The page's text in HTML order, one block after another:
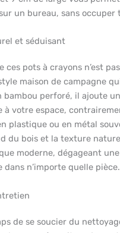
un bureau, sans occuper
et séduisant
ces pots à crayons n’est
maison de campagne
bambou perforé, il ajoute
à votre espace,
plastique ou en métal
du bois et la texture
moderne, dégageant
dans n’importe quelle pièce.
de se soucier du